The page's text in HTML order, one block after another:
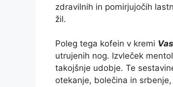
zdravilnih in pomirjujočih
žil.
Poleg tega kofein v kremi
utrujenih nog. Izvleček
takojšnje udobje. Te
otekanje, bolečina in